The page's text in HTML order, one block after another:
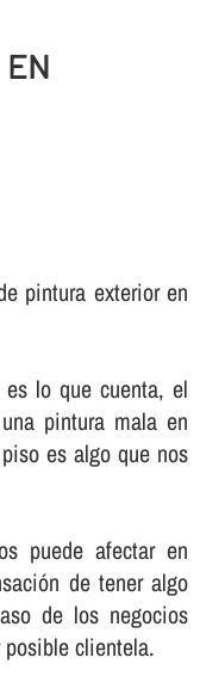
EN
pintura exterior en
lo que cuenta, el
pintura mala en
es algo que nos
puede afectar en
de tener algo
de los negocios
clientela.